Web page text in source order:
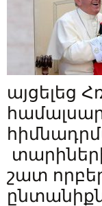
այցելեց
շատ